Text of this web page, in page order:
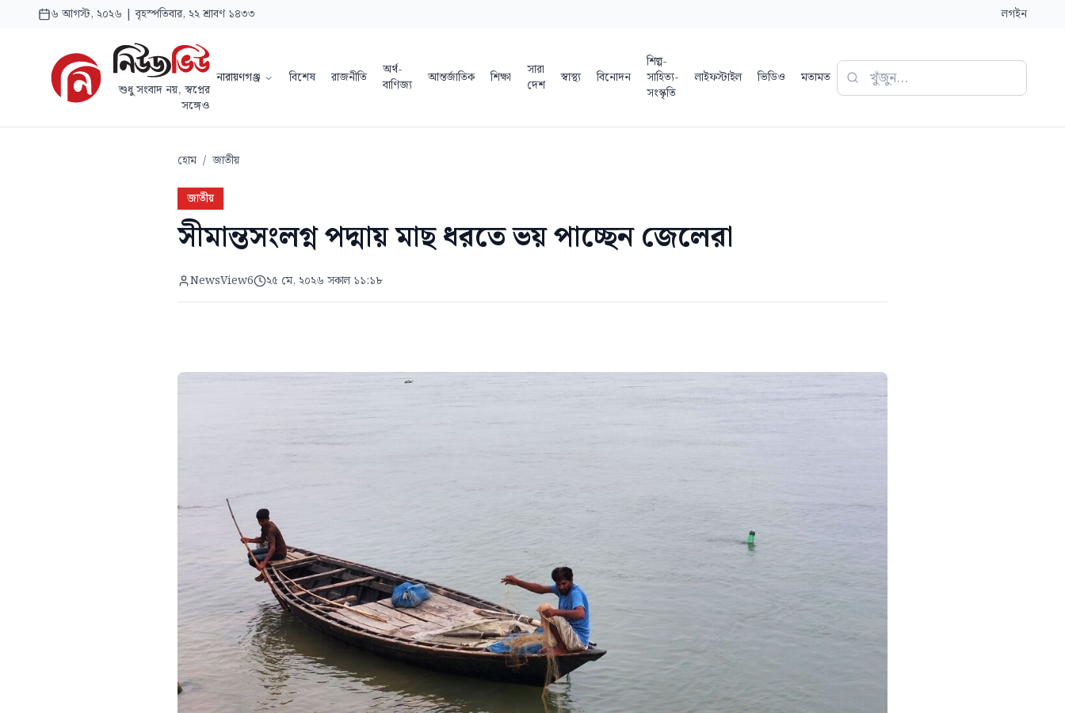
৬ আগস্ট, ২০২৬ | বৃহস্পতিবার, ২২ শ্রাবণ ১৪৩৩ লগইন
শুধু সংবাদ নয়, স্বপ্নের
সঙ্গেও
নারায়ণগঞ্জ বিশেষ রাজনীতি
অর্থ-
বাণিজ্য
আন্তর্জাতিক শিক্ষা
সারা
দেশ
স্বাস্থ্য বিনোদন
শিল্প-
সাহিত্য-
সংস্কৃতি
লাইফস্টাইল ভিডিও মতামত
হোম / জাতীয়
জাতীয়
সীমান্তসংলগ্ন পদ্মায় মাছ ধরতে ভয় পাচ্ছেন জেলেরা
NewsView6 ২৫ মে, ২০২৬ সকাল ১১:১৮